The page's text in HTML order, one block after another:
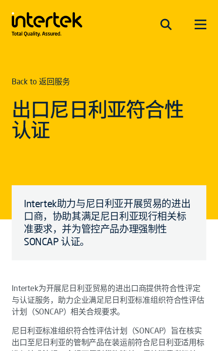
Back to 返回服务
出口尼日利亚符合性
认证
Intertek助力与尼日利亚开展贸易的进出
口商，协助其满足尼日利亚现行相关标
准要求，并为管控产品办理强制性
SONCAP 认证。
Intertek为开展尼日利亚贸易的进出口商提供符合性评定
与认证服务，助力企业满足尼日利亚标准组织符合性评估
计划（SONCAP）相关合规要求。
尼日利亚标准组织符合性评估计划（SONCAP）旨在核实
出口至尼日利亚的管制产品在装运前符合尼日利亚适用标